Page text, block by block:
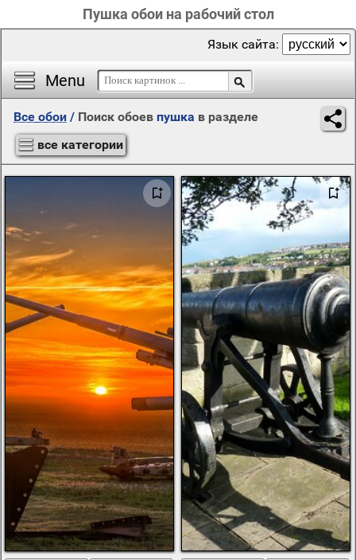
Пушка обои на рабочий стол
Menu
Язык сайта:
Все обои / Поиск обоев пушка в разделе
все категории